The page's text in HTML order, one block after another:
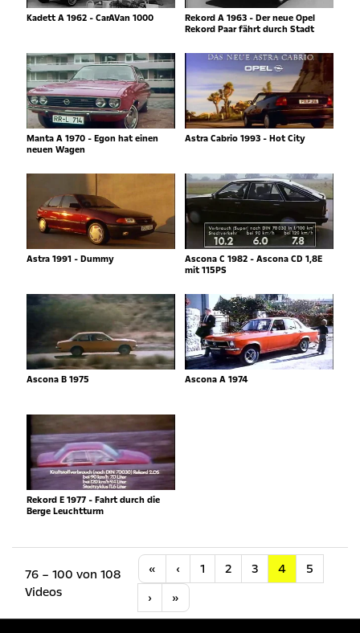
Kadett A 1962 - CarAVan 1000
Rekord A 1963 - Der neue Opel
Rekord Paar fährt durch Stadt
Manta A 1970 - Egon hat einen
neuen Wagen
Astra Cabrio 1993 - Hot City
Astra 1991 - Dummy
Ascona C 1982 - Ascona CD 1,8E
mit 115PS
Ascona B 1975 Ascona A 1974
Rekord E 1977 - Fahrt durch die
Berge Leuchtturm
76 – 100 von 108
Videos
«Anfang
‹Vorherige
1 2 3 4
5
›Nächste
»Letzte